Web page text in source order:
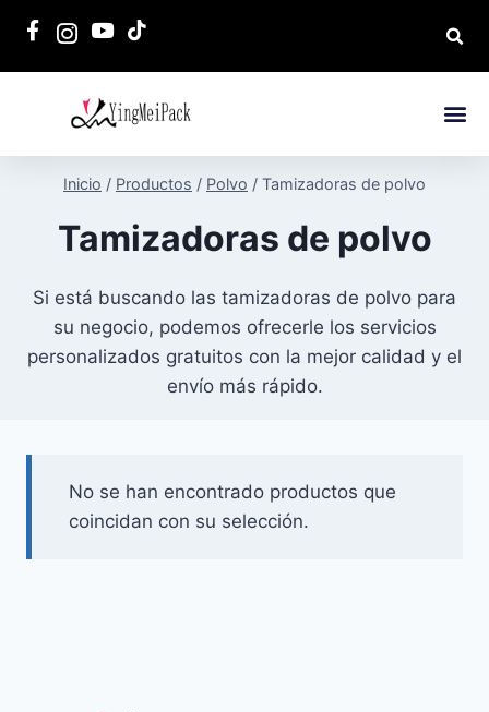
Inicio / Productos / Polvo / Tamizadoras de polvo
Tamizadoras de polvo
Si está buscando las tamizadoras de polvo para
su negocio, podemos ofrecerle los servicios
personalizados gratuitos con la mejor calidad y el
envío más rápido.
No se han encontrado productos que
coincidan con su selección.